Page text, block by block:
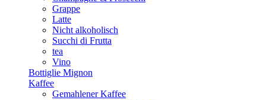
Grappe
Latte
Nicht alkoholisch
Succhi di Frutta
tea
Vino
Bottiglie Mignon
Kaffee
Gemahlener Kaffee